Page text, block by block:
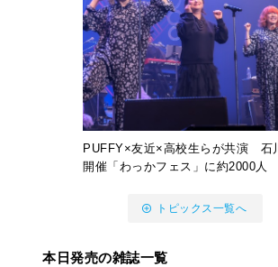
PUFFY×友近×高校生らが共演 石
開催「わっかフェス」に約2000人
トピックス一覧へ
本日発売の雑誌一覧